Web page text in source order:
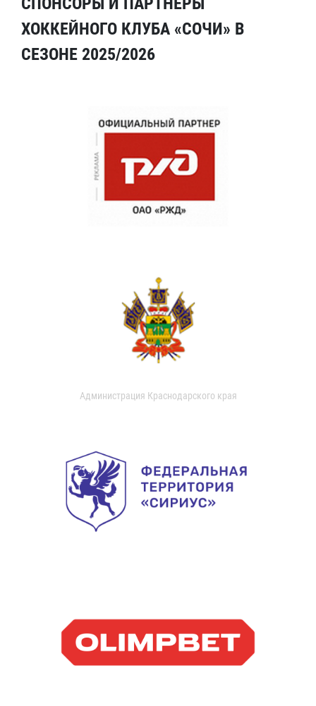
ХОККЕЙНОГО КЛУБА «СОЧИ» В
СЕЗОНЕ 2025/2026
Администрация Краснодарского края